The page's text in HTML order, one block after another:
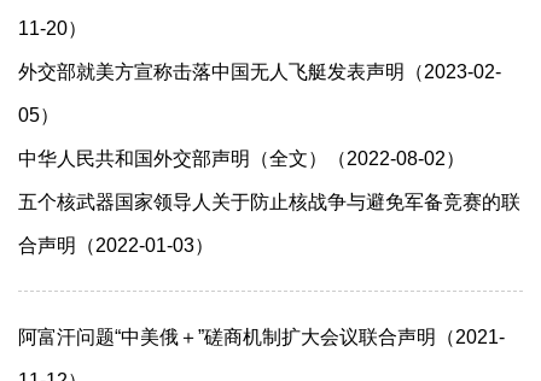
11-20）
外交部就美方宣称击落中国无人飞艇发表声明（2023-02-
05）
中华人民共和国外交部声明（全文）（2022-08-02）
五个核武器国家领导人关于防止核战争与避免军备竞赛的联
合声明（2022-01-03）
阿富汗问题“中美俄＋”磋商机制扩大会议联合声明（2021-